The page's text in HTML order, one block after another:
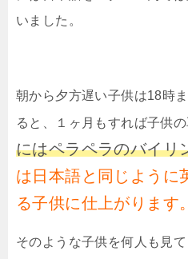
いました。
朝から夕方遅い子供は18時
ると、１ヶ月もすれば子供
にはペラペラのバイリ
は日本語と同じように
る子供に仕上がります。
そのような子供を何人も見